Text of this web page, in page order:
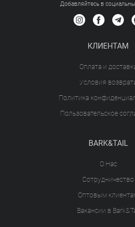
Добавляйтесь в
КЛИЕНТАМ
Оплата и
Условия
Политика
Пользовательское
BARK&TAIL
О Нас
Сотрудничество
Оптовым
Вакансии в